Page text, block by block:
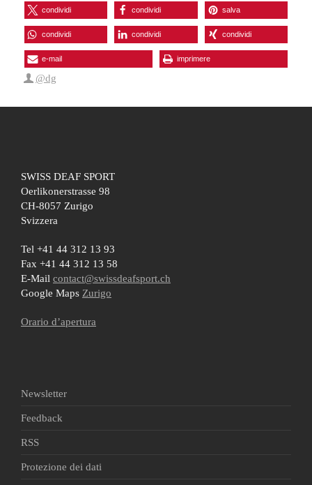
condividi condividi salva
condividi condividi condividi
e-mail imprimere
@dg
SWISS DEAF SPORT
Oerlikonerstrasse 98
CH-8057 Zurigo
Svizzera
Tel +41 44 312 13 93
Fax +41 44 312 13 58
E-Mail contact@swissdeafsport.ch
Google Maps Zurigo
Orario d’apertura
Newsletter
Feedback
RSS
Protezione dei dati